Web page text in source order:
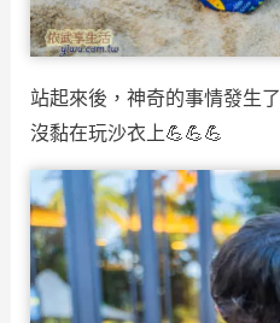
站起來後，神奇的事情發生
沒黏在玩沙衣上💪💪💪